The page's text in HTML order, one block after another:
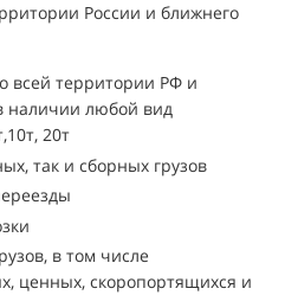
России и ближнего
всей территории РФ и
наличии любой вид
20т
так и сборных грузов
в том числе
ценных, скоропортящихся и